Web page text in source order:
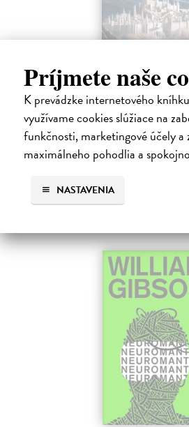
Príjmete naše
K prevádzke internetového
využívame cookies slúžiace na
funkčnosti, marketingové účely a
maximálneho pohodlia a
NASTAVENIA
Pád Gondolinu
Tolkien J.R.R.| Kniha
Legenda o páde Gondolinu hovorí o boji
sveta. Zlo predstavuje Morgoth, najhorší
obrovských armád, ktoré riadi zo svojej
18,55 €